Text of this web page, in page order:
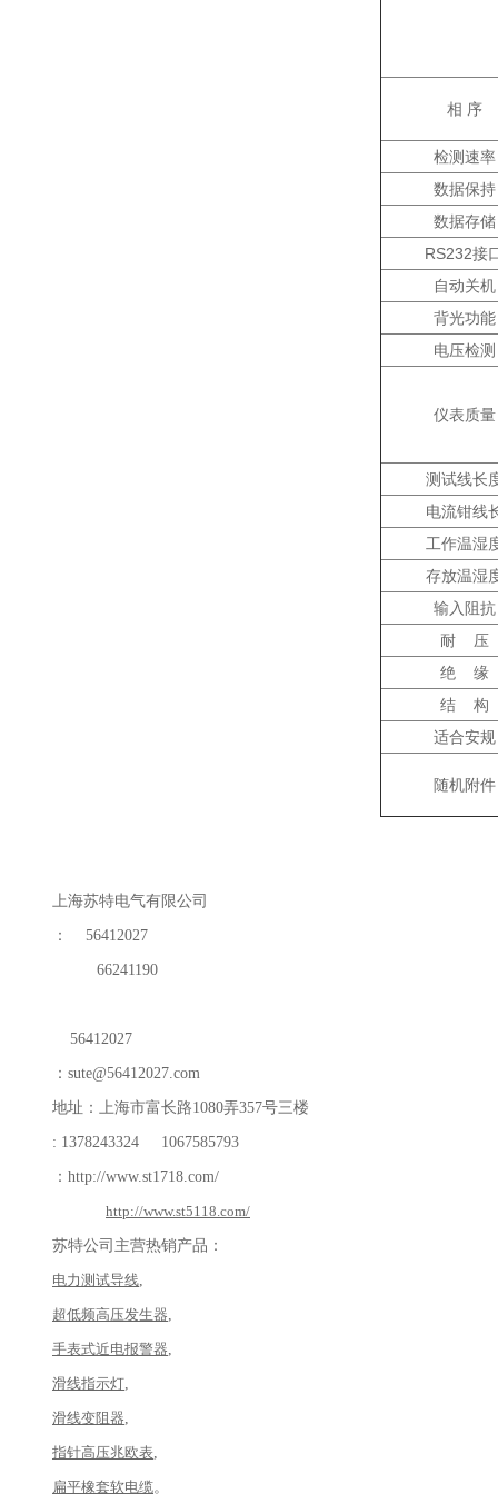
相 序
检测速率
数据保持
数据存储
RS232接
自动关机
背光功能
电压检测
仪表质量
测试线长
电流钳线
工作温湿
存放温湿
输入阻抗
耐 压
绝 缘
结 构
适合安规
随机附件
上海苏特电气有限公司
： 56412027
66241190
56412027
： sute@56412027.com
地址：上海市富长路1080弄357号三楼
: 1378243324 1067585793
： http://www.st1718.com/
http://www.st5118.com/
苏特公司主营热销产品：
电力测试导线,
超低频高压发生器,
手表式近电报警器,
滑线指示灯,
滑线变阻器,
指针高压兆欧表,
扁平橡套软电缆。